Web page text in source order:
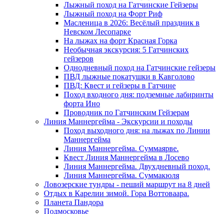
Лыжный поход на Гатчинские Гейзеры
Лыжный поход на Форт Риф
Масленица в 2026: Весёлый праздник в
Невском Лесопарке
На лыжах на форт Красная Горка
Необычная экскурсия: 5 Гатчинских
гейзеров
Однодневный поход на Гатчинские гейзеры
ПВД лыжные покатушки в Кавголово
ПВД: Квест и гейзеры в Гатчине
Поход входного дня: подземные лабиринты
форта Ино
Проводник по Гатчинским Гейзерам
Линия Маннергейма - Экскурсии и походы
Поход выходного дня: на лыжах по Линии
Маннергейма
Линия Маннергейма. Суммаярве.
Квест Линия Маннергейма в Лосево
Линия Маннергейма. Двухдневный поход.
Линия Маннергейма. Суммакюля
Ловозерские тундры - пеший маршрут на 8 дней
Отдых в Карелии зимой. Гора Воттоваара.
Планета Пандора
Подмосковье